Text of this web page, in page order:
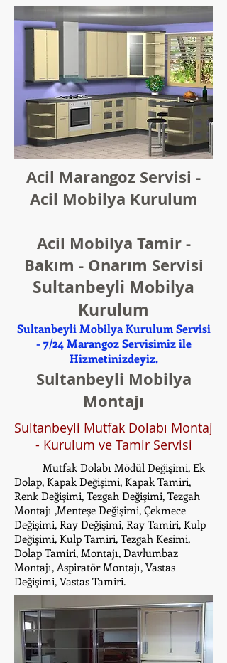
Acil Marangoz Servisi -
Acil Mobilya Kurulum
Acil Mobilya Tamir -
Bakım - Onarım Servisi
Sultanbeyli Mobilya
Kurulum
Sultanbeyli Mobilya Kurulum Servisi
- 7/24 Marangoz Servisimiz ile
Hizmetinizdeyiz.
Sultanbeyli Mobilya
Montajı
Sultanbeyli Mutfak Dolabı Montaj
- Kurulum ve Tamir Servisi
Mutfak Dolabı Mödül Değişimi, Ek
Dolap, Kapak Değişimi, Kapak Tamiri,
Renk Değişimi, Tezgah Değişimi, Tezgah
Montajı ,Menteşe Değişimi, Çekmece
Değişimi, Ray Değişimi, Ray Tamiri, Kulp
Değişimi, Kulp Tamiri, Tezgah Kesimi,
Dolap Tamiri, Montajı, Davlumbaz
Montajı, Aspiratör Montajı, Vastas
Değişimi, Vastas Tamiri.